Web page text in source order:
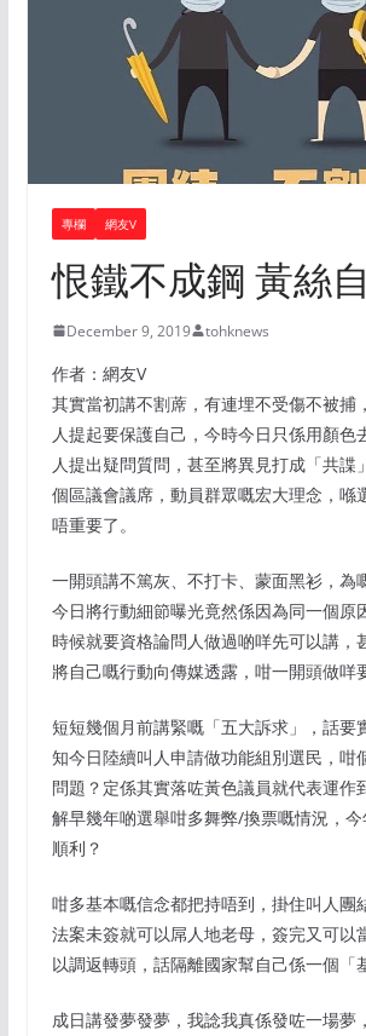
專欄 網友V
恨鐵不成鋼 黃絲
December 9, 2019 tohknews
作者：網友V
其實當初講不割蓆，有連埋不受傷不被捕
人提起要保護自己，今時今日只係用顏色
人提出疑問質問，甚至將異見打成「共諜
個區議會議席，動員群眾嘅宏大理念，喺
唔重要了。
一開頭講不篤灰、不打卡、蒙面黑衫，為
今日將行動細節曝光竟然係因為同一個原
時候就要資格論問人做過啲咩先可以講，
將自己嘅行動向傳媒透露，咁一開頭做咩
短短幾個月前講緊嘅「五大訴求」，話要
知今日陸續叫人申請做功能組別選民，咁
問題？定係其實落咗黃色議員就代表運作
解早幾年啲選舉咁多舞弊/換票嘅情況，
順利？
咁多基本嘅信念都把持唔到，掛住叫人團
法案未簽就可以屌人地老母，簽完又可以
以調返轉頭，話隔離國家幫自己係一個「
成日講發夢發夢，我諗我真係發咗一場夢